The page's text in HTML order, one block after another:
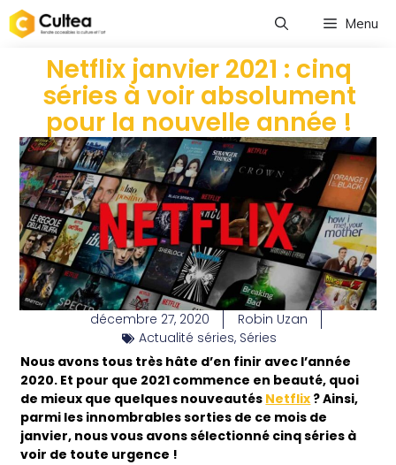
Menu
Netflix janvier 2021 : cinq
séries à voir absolument
pour la nouvelle année !
décembre 27, 2020
Robin Uzan
Actualité séries, Séries
Nous avons tous très hâte d’en finir avec l’année
2020. Et pour que 2021 commence en beauté, quoi
de mieux que quelques nouveautés Netflix ? Ainsi,
parmi les innombrables sorties de ce mois de
janvier, nous vous avons sélectionné cinq séries à
voir de toute urgence !